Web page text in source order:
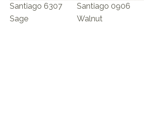
Santiago 6307
Sage
Santiago 0906
Walnut